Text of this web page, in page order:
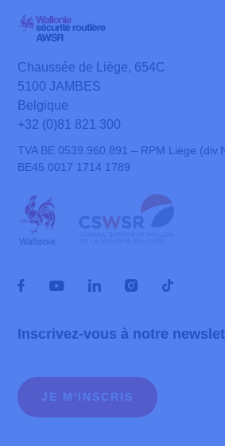
Chaussée de Liège, 654C
5100 JAMBES
Belgique
+32 (0)81 821 300
TVA BE 0539.960.891 – RPM Liège
BE45 0017 1714 1789
Inscrivez-vous à notre
JE M'INSCRIS